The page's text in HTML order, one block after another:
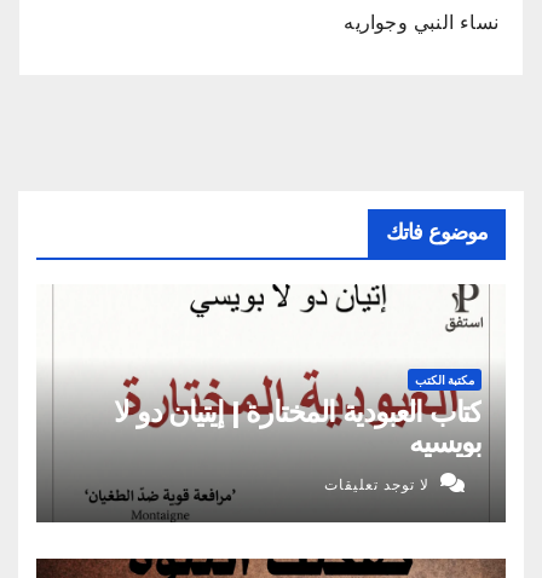
نساء النبي وجواريه
موضوع فاتك
مكتبة الكتب
كتاب العبودية المختارة | إيتيان دو لا
بويسيه
لا توجد تعليقات